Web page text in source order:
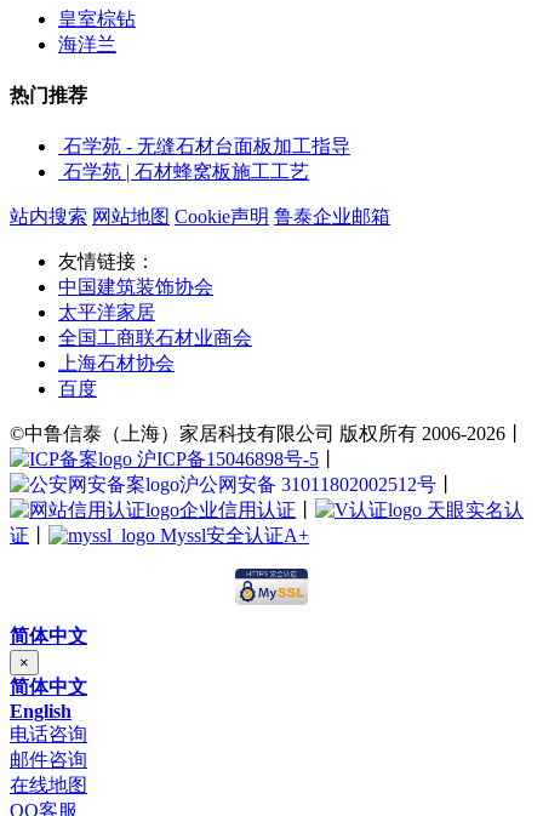
皇室棕钻
海洋兰
热门推荐
石学苑 - 无缝石材台面板加工指导
石学苑 | 石材蜂窝板施工工艺
站内搜索 网站地图 Cookie声明 鲁泰企业邮箱
友情链接：
中国建筑装饰协会
太平洋家居
全国工商联石材业商会
上海石材协会
百度
©中鲁信泰（上海）家居科技有限公司 版权所有 2006-2026丨
沪ICP备15046898号-5
沪公网安备 31011802002512号
企业信用认证
天眼实名认
证
Myssl安全认证A+
简体中文
×
简体中文
English
电话咨询
邮件咨询
在线地图
QQ客服